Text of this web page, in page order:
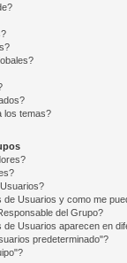
los temas?
Usuarios y como me
del Grupo?
de Usuarios aparecen en
predeterminado"?